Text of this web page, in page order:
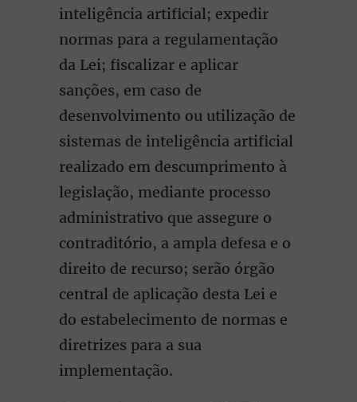
inteligência artificial; expedir
normas para a regulamentação
da Lei; fiscalizar e aplicar
sanções, em caso de
desenvolvimento ou utilização de
sistemas de inteligência artificial
realizado em descumprimento à
legislação, mediante processo
administrativo que assegure o
contraditório, a ampla defesa e o
direito de recurso; serão órgão
central de aplicação desta Lei e
do estabelecimento de normas e
diretrizes para a sua
implementação.